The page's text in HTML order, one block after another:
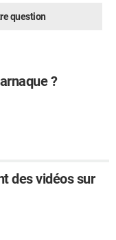
question
?
des vidéos sur